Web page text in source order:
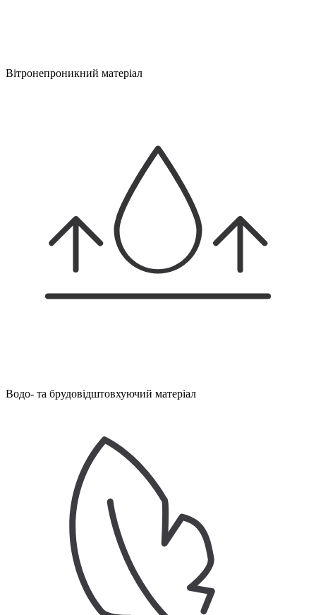
Вітронепроникний матеріал
Водо- та брудовідштовхуючий матеріал